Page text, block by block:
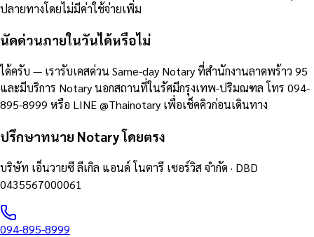
ปลายทางโดยไม่มีค่าใช้จ่ายเพิ่ม
นัดด่วนภายในวันได้หรือไม่
ได้ครับ — เรารับเคสด่วน Same-day Notary ที่สำนักงานลาดพร้าว 95
และมีบริการ Notary นอกสถานที่ในรัศมีกรุงเทพ-ปริมณฑล โทร 094-
895-8999 หรือ LINE @Thainotary เพื่อเช็คคิวก่อนเดินทาง
ปรึกษาทนาย Notary โดยตรง
บริษัท เอ็นวายซี ลีเกิล แอนด์ โนตารี เซอร์วิส จำกัด · DBD
0435567000061
094-895-8999